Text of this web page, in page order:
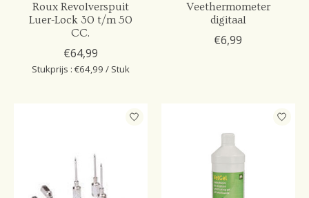
Roux Revolverspuit
Luer-Lock 30 t/m 50
CC.
€64,99
Stukprijs : €64,99 / Stuk
Veethermometer
digitaal
€6,99